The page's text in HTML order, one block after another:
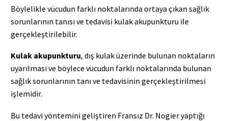
Böylelikle vücudun farklı noktalarında ortaya çıkan sağlık
sorunlarının tanısı ve tedavisi kulak akupunkturu ile
gerçekleştirilebilir.
Kulak akupunkturu, dış kulak üzerinde bulunan noktaların
uyarılması ve böylece vücudun farklı noktalarında bulunan
sağlık sorunlarının tanı ve tedavisinin gerçekleştirilmesi
işlemidir.
Bu tedavi yöntemini geliştiren Fransız Dr. Nogier yaptığı